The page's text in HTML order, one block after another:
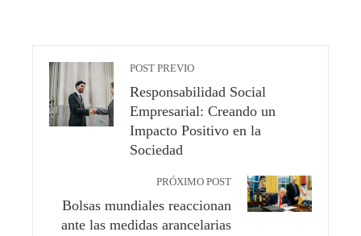
POST PREVIO
Responsabilidad Social
Empresarial: Creando un
Impacto Positivo en la
Sociedad
PRÓXIMO POST
Bolsas mundiales reaccionan
ante las medidas arancelarias